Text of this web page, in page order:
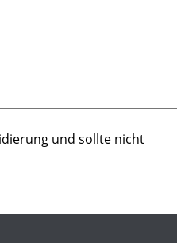
und sollte nicht